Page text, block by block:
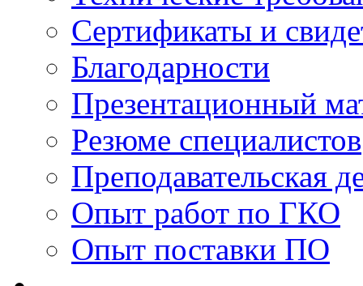
Сертификаты и
Благодарности
Презентационный
Резюме специалистов
Преподавательская
Опыт работ по ГКО
Опыт поставки ПО